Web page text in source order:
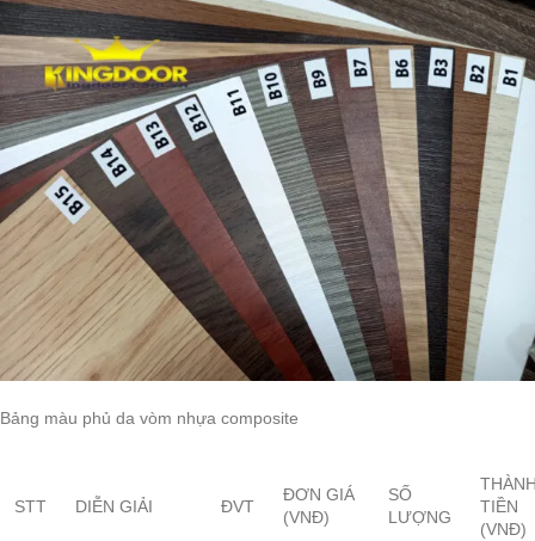
Bảng màu phủ da vòm nhựa composite
STT DIỄN GIẢI ĐVT
ĐƠN GIÁ
(VNĐ)
SỐ
LƯỢNG
TIỀN
(VNĐ)